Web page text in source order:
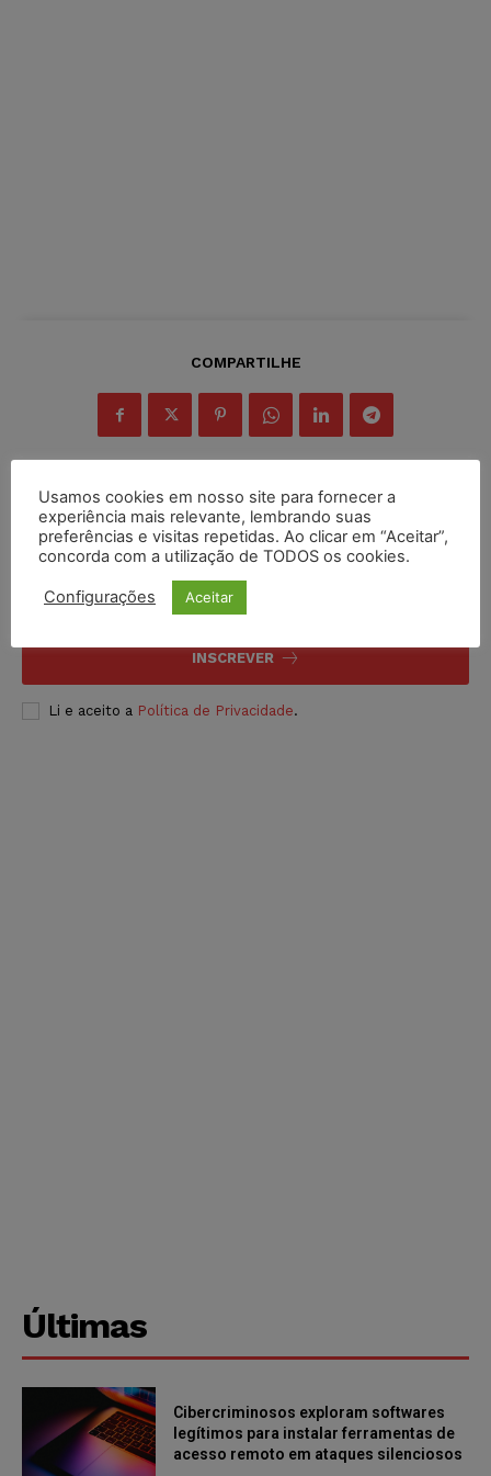
COMPARTILHE
Inscreva-se
INSCREVER
Li e aceito a Política de Privacidade.
Últimas
Cibercriminosos exploram softwares
legítimos para instalar ferramentas de
acesso remoto em ataques silenciosos
Usamos cookies em nosso site para fornecer a
experiência mais relevante, lembrando suas
preferências e visitas repetidas. Ao clicar em “Aceitar”,
concorda com a utilização de TODOS os cookies.
Configurações Aceitar